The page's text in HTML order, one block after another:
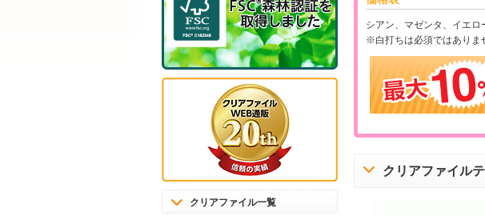
シアン、マゼンタ、イエロ
※白打ちは必須ではありま
クリアファイル
クリアファイル一覧